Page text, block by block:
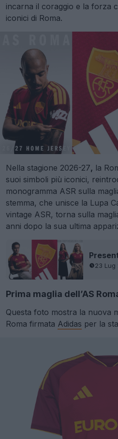
incarna il coraggio e la forza
iconici di Roma.
Nella stagione 2026-27, la
suoi simboli più iconici,
monogramma ASR sulla
stemma, che unisce la Lupa
vintage ASR, torna sulla
anni dopo la sua ultima
23 Lug
Prima maglia dell’AS
Questa foto mostra la nuova
Roma firmata Adidas per la